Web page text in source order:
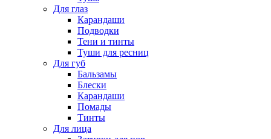
Для глаз
Карандаши
Подводки
Тени и тинты
Туши для ресниц
Для губ
Бальзамы
Блески
Карандаши
Помады
Тинты
Для лица